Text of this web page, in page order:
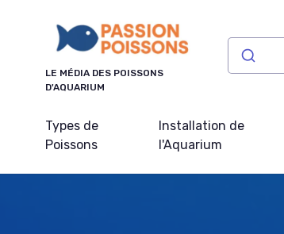
LE MÉDIA DES POISSONS
D'AQUARIUM
Types de
Poissons
Installation de
l'Aquarium